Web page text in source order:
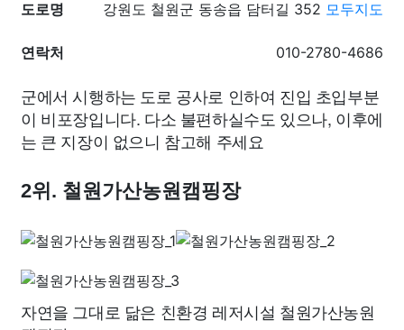
도로명 강원도 철원군 동송읍 담터길 352 모두지도
연락처 010-2780-4686
군에서 시행하는 도로 공사로 인하여 진입 초입부분
이 비포장입니다. 다소 불편하실수도 있으나, 이후에
는 큰 지장이 없으니 참고해 주세요
2위. 철원가산농원캠핑장
자연을 그대로 닮은 친환경 레저시설 철원가산농원